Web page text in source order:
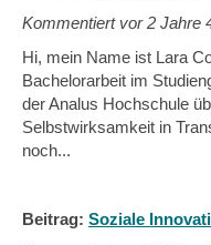
Kommentiert vor2 Jahre
Hi, mein Name ist Lara
Bachelorarbeit im
der Analus Hochschule
Selbstwirksamkeit in
noch...
Beitrag: Soziale